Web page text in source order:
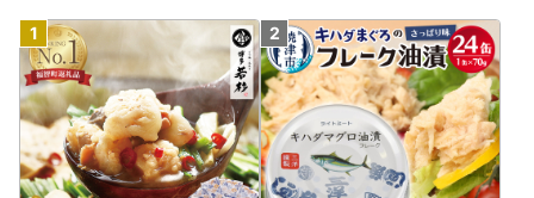
ご了承のうえ、お申し込みくださいますようお願い申し上げ
ます。
【返礼品のお届け先住所をご確認ください】
発送手配完了後にお届け先住所を変更する場合、転送料が発
生いたします。
転送料は《着払い》にて転送先のお受取人様のご負担とな